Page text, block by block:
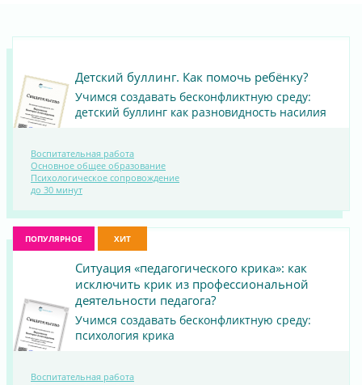
ПОСМОТРЕТЬ
Детский буллинг. Как помочь ребёнку?
Учимся создавать бесконфликтную среду:
детский буллинг как разновидность насилия
Воспитательная работа
Основное общее образование
Психологическое сопровождение
до 30 минут
ПОПУЛЯРНОЕ ХИТ
Ситуация «педагогического крика»: как
исключить крик из профессиональной
деятельности педагога?
Учимся создавать бесконфликтную среду:
психология крика
Воспитательная работа